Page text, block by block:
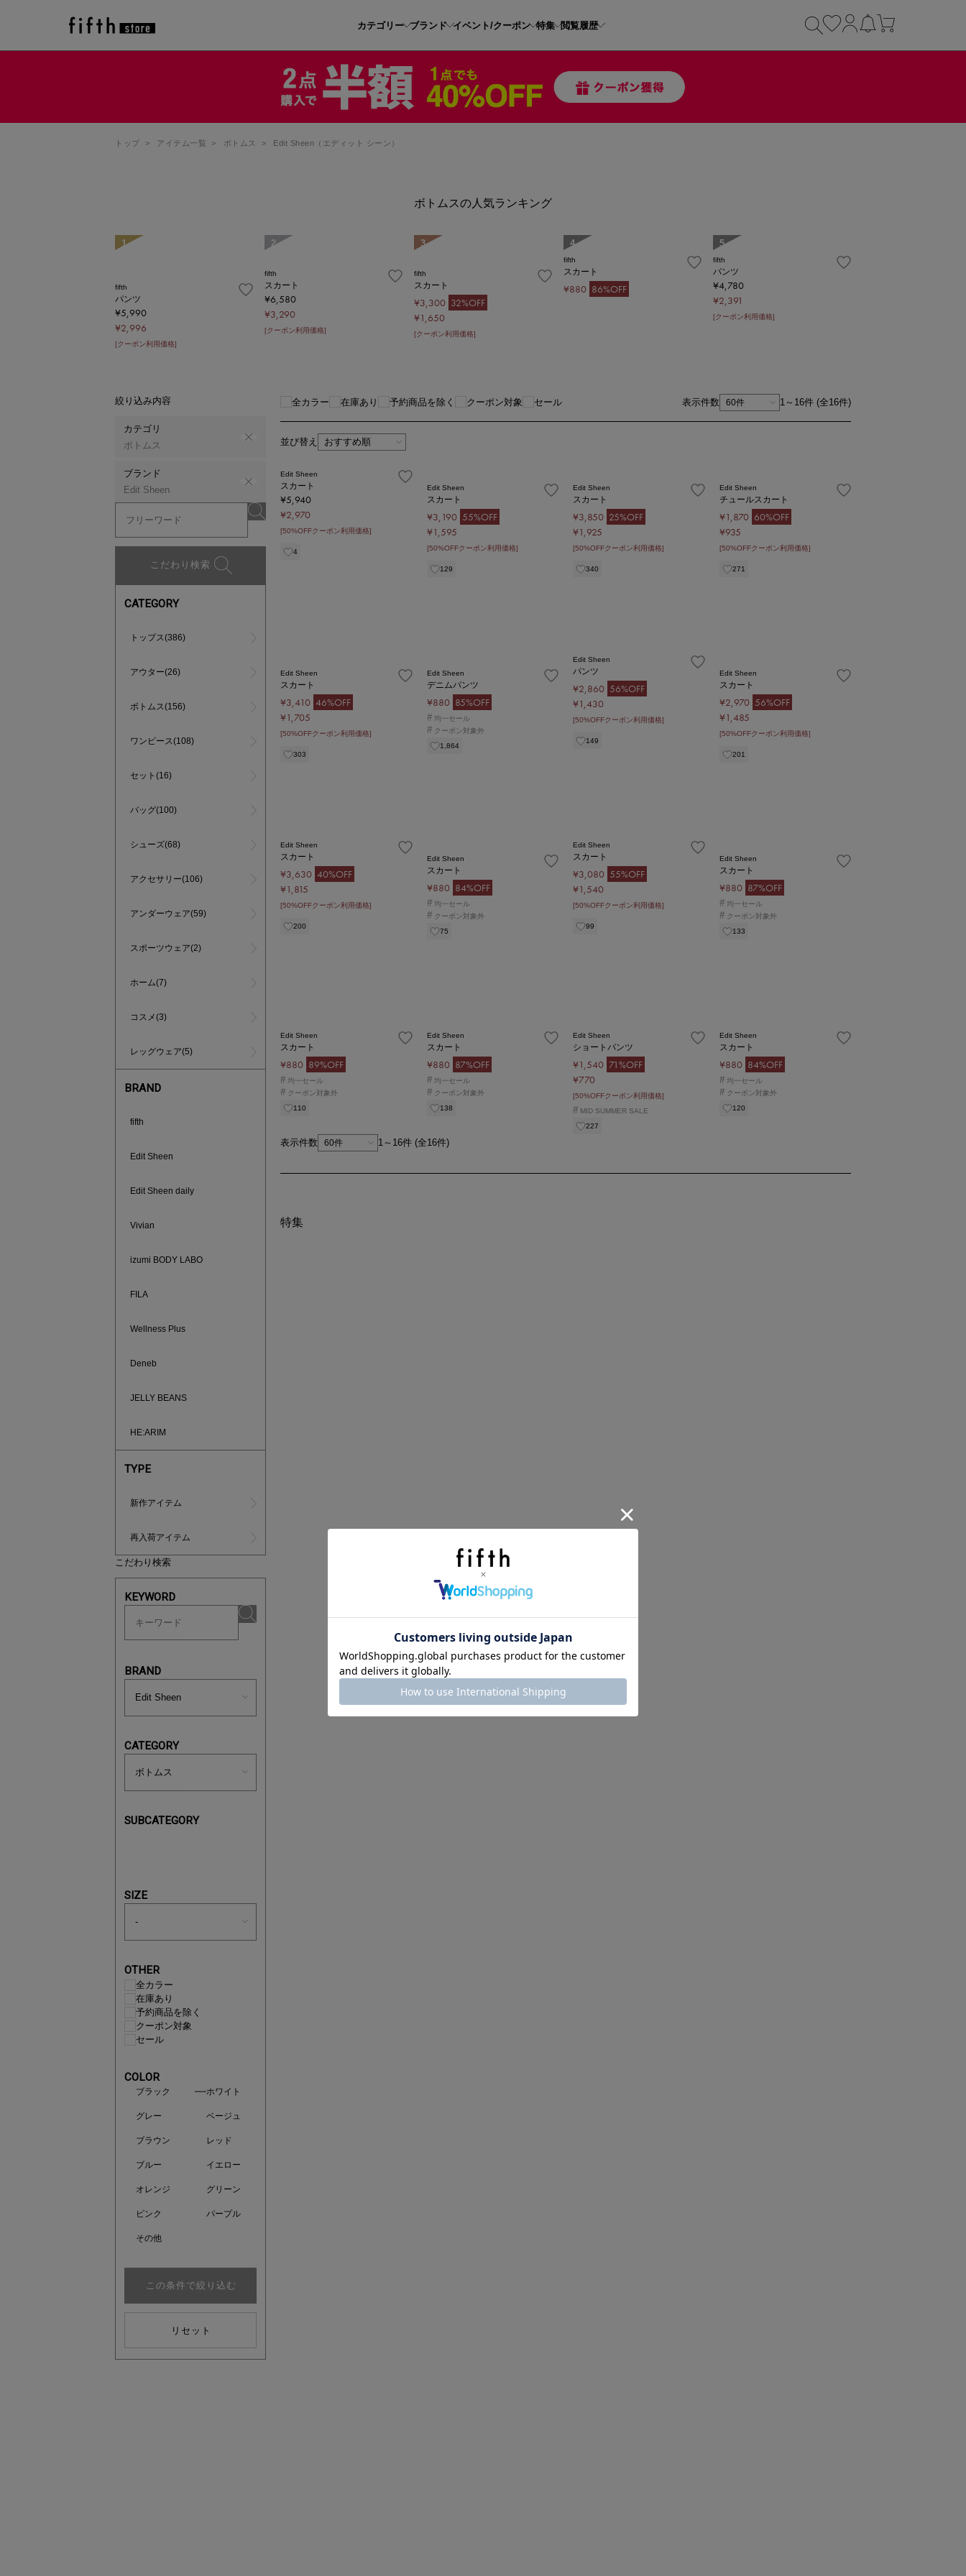
カテゴリー ブランド イベント/クーポン 特集 閲覧履歴
トップ > アイテム一覧 > ボトムス > Edit Sheen（エディット シーン）
ボトムスの人気ランキング
1
fifth
パンツ
¥5,990
¥2,996
[クーポン利用価格]
2
fifth
スカート
¥6,580
¥3,290
[クーポン利用価格]
3
fifth
スカート
¥3,300 32%OFF
¥1,650
[クーポン利用価格]
4
fifth
スカート
¥880 86%OFF
5
fifth
パンツ
¥4,780
¥2,391
[クーポン利用価格]
絞り込み内容
カテゴリ
ボトムス
ブランド
Edit Sheen
こだわり検索
CATEGORY
トップス(386)
アウター(26)
ボトムス(156)
ワンピース(108)
セット(16)
バッグ(100)
シューズ(68)
アクセサリー(106)
アンダーウェア(59)
スポーツウェア(2)
ホーム(7)
コスメ(3)
レッグウェア(5)
BRAND
fifth
Edit Sheen
Edit Sheen daily
Vivian
izumi BODY LABO
FILA
Wellness Plus
Deneb
JELLY BEANS
HE:ARIM
TYPE
新作アイテム
再入荷アイテム
こだわり検索
KEYWORD
BRAND
CATEGORY
SUBCATEGORY
SIZE
OTHER
全カラー
在庫あり
予約商品を除く
クーポン対象
セール
COLOR
ブラック ホワイト
グレー ベージュ
ブラウン レッド
ブルー イエロー
オレンジ グリーン
ピンク パープル
その他
この条件で絞り込む
リセット
全カラー 在庫あり 予約商品を除く クーポン対象 セール 表示件数 1～16件 (全16件)
並び替え
Edit Sheen
スカート
¥5,940
¥2,970
[50%OFFクーポン利用価格]
4
Edit Sheen
スカート
¥3,190 55%OFF
¥1,595
[50%OFFクーポン利用価格]
129
Edit Sheen
スカート
¥3,850 25%OFF
¥1,925
[50%OFFクーポン利用価格]
340
Edit Sheen
チュールスカート
¥1,870 60%OFF
¥935
[50%OFFクーポン利用価格]
271
Edit Sheen
スカート
¥3,410 46%OFF
¥1,705
[50%OFFクーポン利用価格]
303
Edit Sheen
デニムパンツ
¥880 85%OFF
# 均一セール
# クーポン対象外
1,864
Edit Sheen
パンツ
¥2,860 56%OFF
¥1,430
[50%OFFクーポン利用価格]
149
Edit Sheen
スカート
¥2,970 56%OFF
¥1,485
[50%OFFクーポン利用価格]
201
Edit Sheen
スカート
¥3,630 40%OFF
¥1,815
[50%OFFクーポン利用価格]
200
Edit Sheen
スカート
¥880 84%OFF
# 均一セール
# クーポン対象外
75
Edit Sheen
スカート
¥3,080 55%OFF
¥1,540
[50%OFFクーポン利用価格]
99
Edit Sheen
スカート
¥880 87%OFF
# 均一セール
# クーポン対象外
133
Edit Sheen
スカート
¥880 89%OFF
# 均一セール
# クーポン対象外
110
Edit Sheen
スカート
¥880 87%OFF
# 均一セール
# クーポン対象外
138
Edit Sheen
ショートパンツ
¥1,540 71%OFF
¥770
[50%OFFクーポン利用価格]
# MID SUMMER SALE
227
Edit Sheen
スカート
¥880 84%OFF
# 均一セール
# クーポン対象外
120
表示件数 1～16件 (全16件)
特集
880円均一セール開催中！